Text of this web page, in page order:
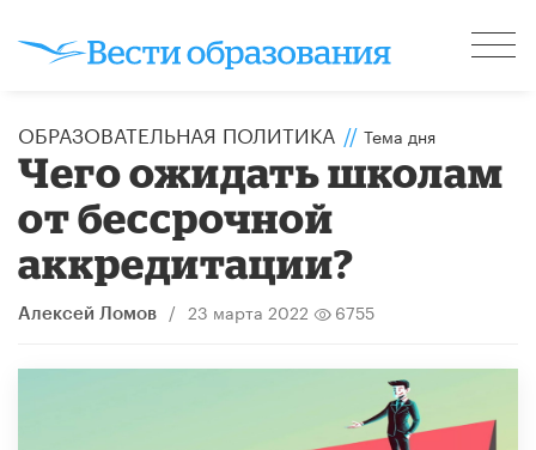
ОБРАЗОВАТЕЛЬНАЯ ПОЛИТИКА // Тема дня
Чего ожидать школам
от бессрочной
аккредитации?
Алексей Ломов / 23 марта 2022 6755